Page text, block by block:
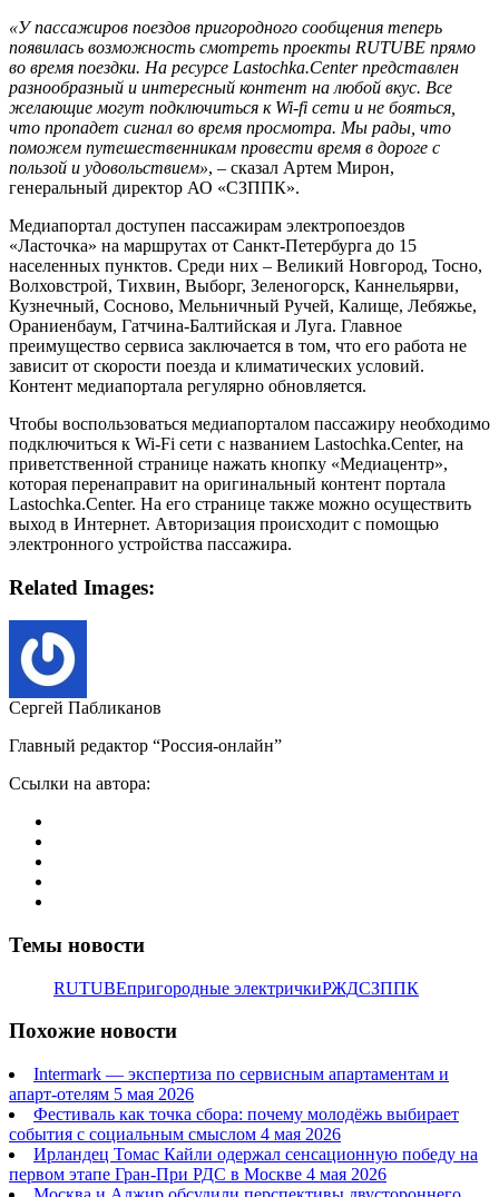
«У пассажиров поездов пригородного сообщения теперь
появилась возможность смотреть проекты RUTUBE прямо
во время поездки. На ресурсе Lastochka.Center представлен
разнообразный и интересный контент на любой вкус. Все
желающие могут подключиться к Wi-fi сети и не бояться,
что пропадет сигнал во время просмотра. Мы рады, что
поможем путешественникам провести время в дороге с
пользой и удовольствием», – сказал Артем Мирон,
генеральный директор АО «СЗППК».
Медиапортал доступен пассажирам электропоездов
«Ласточка» на маршрутах от Санкт-Петербурга до 15
населенных пунктов. Среди них – Великий Новгород, Тосно,
Волховстрой, Тихвин, Выборг, Зеленогорск, Каннельярви,
Кузнечный, Сосново, Мельничный Ручей, Калище, Лебяжье,
Ораниенбаум, Гатчина-Балтийская и Луга. Главное
преимущество сервиса заключается в том, что его работа не
зависит от скорости поезда и климатических условий.
Контент медиапортала регулярно обновляется.
Чтобы воспользоваться медиапорталом пассажиру необходимо
подключиться к Wi-Fi сети с названием Lastochka.Center, на
приветственной странице нажать кнопку «Медиацентр»,
которая перенаправит на оригинальный контент портала
Lastochka.Center. На его странице также можно осуществить
выход в Интернет. Авторизация происходит с помощью
электронного устройства пассажира.
Related Images:
Сергей Пабликанов
Главный редактор “Россия-онлайн”
Ссылки на автора:
Темы новости
RUTUBEпригородные электричкиРЖДСЗППК
Похожие новости
Intermark — экспертиза по сервисным апартаментам и
апарт-отелям 5 мая 2026
Фестиваль как точка сбора: почему молодёжь выбирает
события с социальным смыслом 4 мая 2026
Ирландец Томас Кайли одержал сенсационную победу на
первом этапе Гран-При РДС в Москве 4 мая 2026